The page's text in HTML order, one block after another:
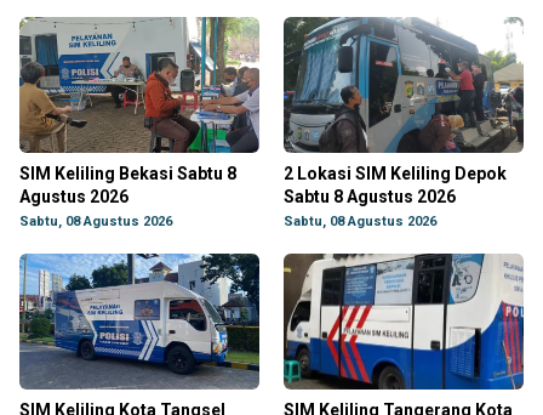
SIM Keliling Bekasi Sabtu 8
Agustus 2026
Sabtu, 08 Agustus 2026
2 Lokasi SIM Keliling Depok
Sabtu 8 Agustus 2026
Sabtu, 08 Agustus 2026
SIM Keliling Kota Tangsel
SIM Keliling Tangerang Kota